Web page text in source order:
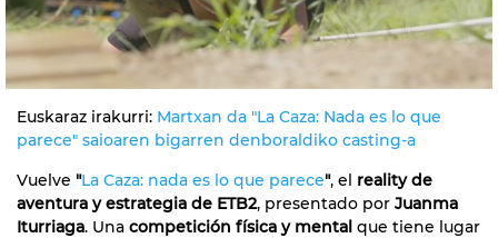
Euskaraz irakurri: Martxan da "La Caza: Nada es lo que
parece" saioaren bigarren denboraldiko casting-a
Vuelve "La Caza: nada es lo que parece", el reality de
aventura y estrategia de ETB2, presentado por Juanma
Iturriaga. Una competición física y mental que tiene lugar